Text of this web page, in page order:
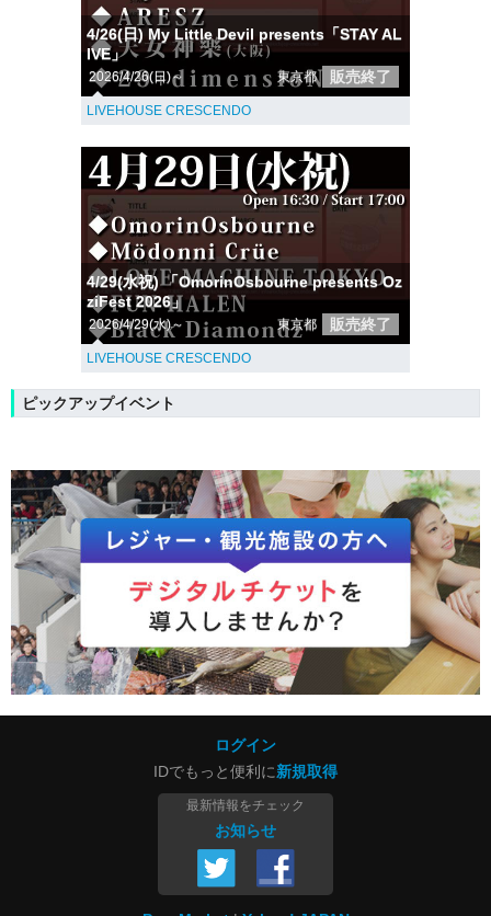
4/26(日) My Little Devil presents「STAY AL
IVE」
2026/4/26(日)～ 東京都 販売終了
LIVEHOUSE CRESCENDO
4/29(水祝) 「OmorinOsbourne presents Oz
ziFest 2026」
2026/4/29(水)～ 東京都 販売終了
LIVEHOUSE CRESCENDO
ピックアップイベント
ログイン
IDでもっと便利に新規取得
最新情報をチェック
お知らせ